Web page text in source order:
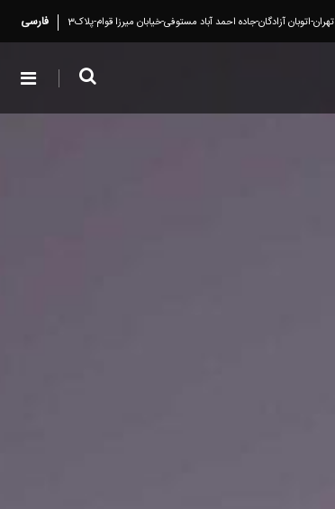
تهران-اتوبان آزادگان-جاده احمد آباد مستوفی-خیابان میرزا قوام-پلاک3 فارسی